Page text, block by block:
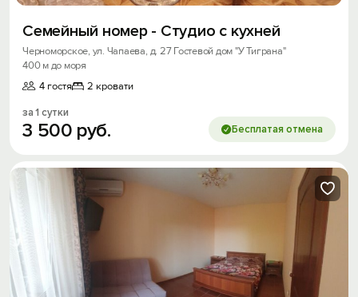
Семейный номер - Студио с кухней
Черноморское, ул. Чапаева, д. 27 Гостевой дом "У Тиграна"
400 м до моря
4 гостя
2 кровати
за 1 сутки
3 500 руб. Бесплатая отмена